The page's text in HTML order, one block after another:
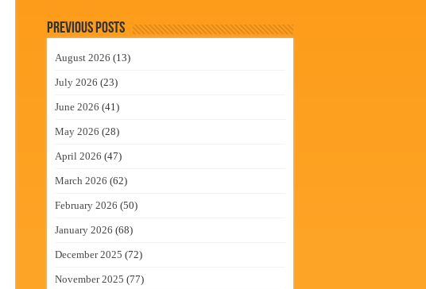
Previous Posts
August 2026 (13)
July 2026 (23)
June 2026 (41)
May 2026 (28)
April 2026 (47)
March 2026 (62)
February 2026 (50)
January 2026 (68)
December 2025 (72)
November 2025 (77)